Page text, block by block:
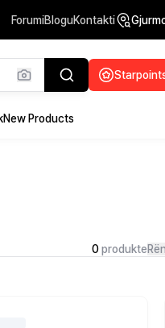
ForumiBloguKontakti
New Products
0produkte